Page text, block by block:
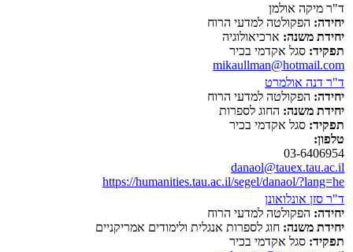
ד"ר מיקה אולמן
יחידה: הפקולטה למדעי הרוח
יחידת משנה: ארכיאולוגיה
תפקיד: סגל אקדמי בכיר
mikaullman@hotmail.com
ד"ר דנה אולמרט
יחידה: הפקולטה למדעי הרוח
יחידת משנה: החוג לספרות
תפקיד: סגל אקדמי בכיר
טלפון:
03-6406954
danaol@tauex.tau.ac.il
https://humanities.tau.ac.il/segel/danaol/?lang=he
ד"ר סזן אונלואונן
יחידה: הפקולטה למדעי הרוח
יחידת משנה: חוג לספרות אנגלית ולימודים אמריקניים
תפקיד: סגל אקדמי בכיר